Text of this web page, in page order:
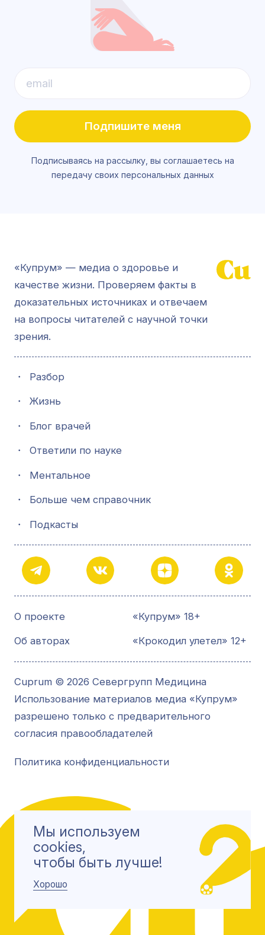
Мы используем
cookies,
чтобы быть лучше!
Хорошо
Подпишите меня
Подписываясь на рассылку, вы соглашаетесь на
передачу своих персональных данных
«Купрум» — медиа о здоровье и
качестве жизни. Проверяем факты в
доказательных источниках и отвечаем
на вопросы читателей с научной точки
зрения.
・ Разбор
・ Жизнь
・ Блог врачей
・ Ответили по науке
・ Ментальное
・ Больше чем справочник
・ Подкасты
О проекте
Об авторах
«Купрум» 18+
«Крокодил улетел» 12+
Cuprum © 2026 Севергрупп Медицина
Использование материалов медиа «Купрум»
разрешено только с предварительного
согласия правообладателей
Политика конфиденциальности